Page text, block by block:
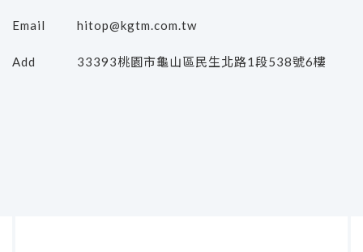
Email hitop@kgtm.com.tw
Add 33393桃園市龜山區民生北路1段538號6樓